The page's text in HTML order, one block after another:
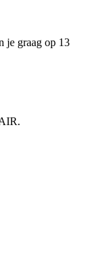
je graag op 13